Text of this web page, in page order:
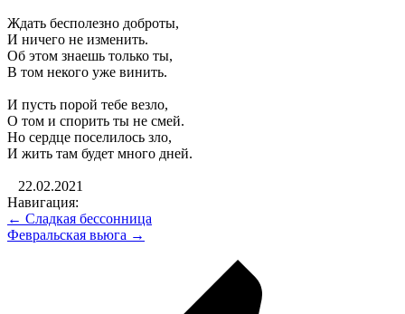
Ждать бесполезно доброты,
И ничего не изменить.
Об этом знаешь только ты,
В том некого уже винить.
И пусть порой тебе везло,
О том и спорить ты не смей.
Но сердце поселилось зло,
И жить там будет много дней.
22.02.2021
Навигация:
← Сладкая бессонница
Февральская вьюга →